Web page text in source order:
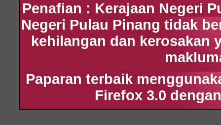
Penafian : Kerajaan Negeri
Negeri Pulau Pinang tidak
kehilangan dan kerosakan
Paparan terbaik
Firefox 3.0